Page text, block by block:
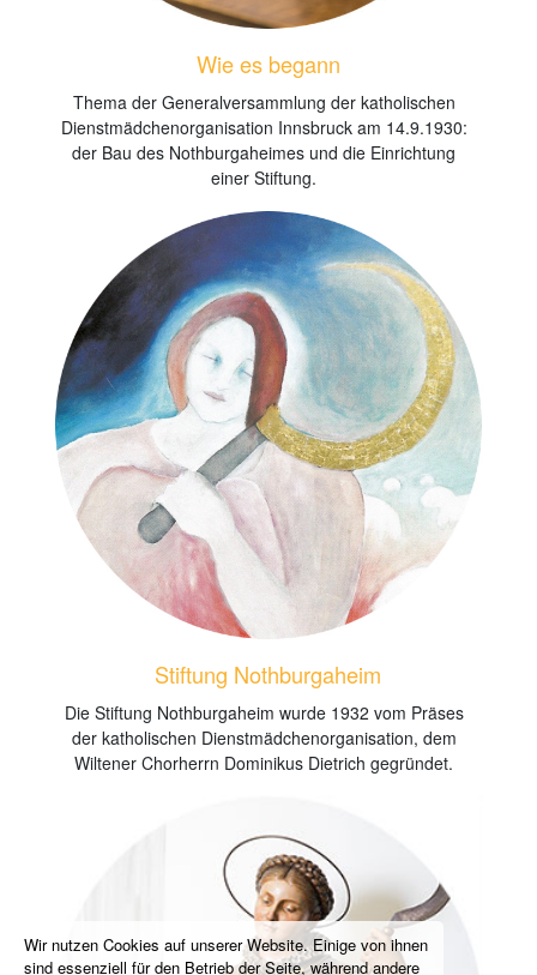
Wir nutzen Cookies auf unserer Website. Einige von ihnen
sind essenziell für den Betrieb der Seite, während andere
Wie es begann
Thema der Generalversammlung der katholischen
Dienstmädchenorganisation Innsbruck am 14.9.1930:
der Bau des Nothburgaheimes und die Einrichtung
einer Stiftung.
Stiftung Nothburgaheim
Die Stiftung Nothburgaheim wurde 1932 vom Präses
der katholischen Dienstmädchenorganisation, dem
Wiltener Chorherrn Dominikus Dietrich gegründet.